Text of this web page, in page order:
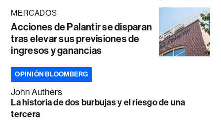
MERCADOS
Acciones de Palantir se disparan
tras elevar sus previsiones de
ingresos y ganancias
OPINIÓN BLOOMBERG
John Authers
La historia de dos burbujas y el riesgo de una
tercera